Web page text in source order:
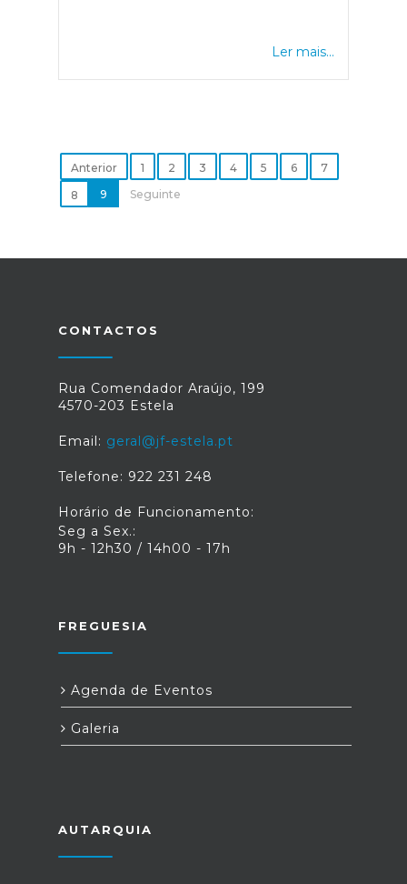
Ler mais...
Anterior 1 2 3 4 5 6
7
8
9 Seguinte
CONTACTOS
Rua Comendador Araújo, 199
4570-203 Estela
Email: geral@jf-estela.pt
Telefone: 922 231 248
Horário de Funcionamento:
Seg a Sex.:
9h - 12h30 / 14h00 - 17h
FREGUESIA
Agenda de Eventos
Galeria
AUTARQUIA